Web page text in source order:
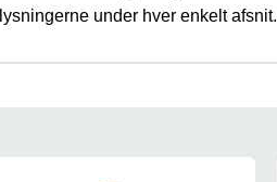
under hver enkelt afsnit.